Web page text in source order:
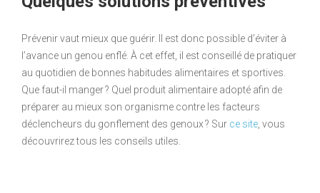
Prévenir vaut mieux que guérir. Il est donc possible d’éviter à
l’avance un genou enflé. À cet effet, il est conseillé de pratiquer
au quotidien de bonnes habitudes alimentaires et sportives.
Que faut-il manger ? Quel produit alimentaire adopté afin de
préparer au mieux son organisme contre les facteurs
déclencheurs du gonflement des genoux ? Sur ce site , vous
découvrirez tous les conseils utiles.